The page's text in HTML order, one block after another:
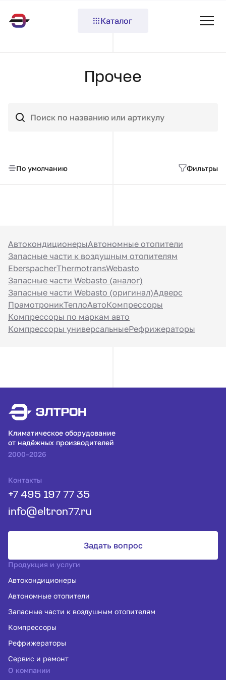
Каталог
Прочее
По умолчанию Фильтры
АвтокондиционерыАвтономные отопители
Запасные части к воздушным отопителям
EberspacherThermotransWebasto
Запасные части Webasto (аналог)
Запасные части Webasto (оригинал)Адверс
ПрамотроникТеплоАвтоКомпрессоры
Компрессоры по маркам авто
Компрессоры универсальныеРефрижераторы
Климатическое оборудование
от надёжных производителей
2000–2026
Контакты
+7 495 197 77 35
info@eltron77.ru
Задать вопрос
Продукция и услуги
Автокондиционеры
Автономные отопители
Запасные части к воздушным отопителям
Компрессоры
Рефрижераторы
Сервис и ремонт
О компании